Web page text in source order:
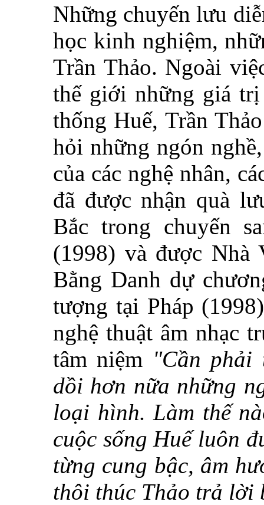
Những chuyến lưu
học kinh nghiệm,
Trần Thảo. Ngoài
thế giới những giá trị
thống Huế, Trần
hỏi những ngón
của các nghệ nhân,
đã được nhận quà
Bắc trong chuyến
(1998) và được Nhà
Bằng Danh dự
tượng tại Pháp
nghệ thuật âm nhạc
tâm niệm "Cần phải
dồi hơn nữa những
loại hình. Làm thế
cuộc sống Huế luôn
từng cung bậc, âm
thôi thúc Thảo trả lời